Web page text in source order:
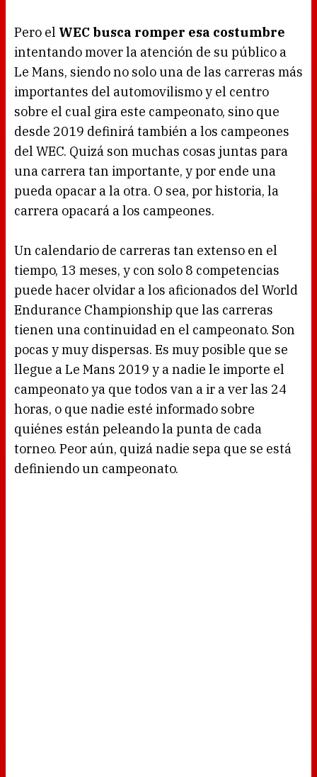
Pero el WEC busca romper esa costumbre
intentando mover la atención de su público a
Le Mans, siendo no solo una de las carreras más
importantes del automovilismo y el centro
sobre el cual gira este campeonato, sino que
desde 2019 definirá también a los campeones
del WEC. Quizá son muchas cosas juntas para
una carrera tan importante, y por ende una
pueda opacar a la otra. O sea, por historia, la
carrera opacará a los campeones.
Un calendario de carreras tan extenso en el
tiempo, 13 meses, y con solo 8 competencias
puede hacer olvidar a los aficionados del World
Endurance Championship que las carreras
tienen una continuidad en el campeonato. Son
pocas y muy dispersas. Es muy posible que se
llegue a Le Mans 2019 y a nadie le importe el
campeonato ya que todos van a ir a ver las 24
horas, o que nadie esté informado sobre
quiénes están peleando la punta de cada
torneo. Peor aún, quizá nadie sepa que se está
definiendo un campeonato.